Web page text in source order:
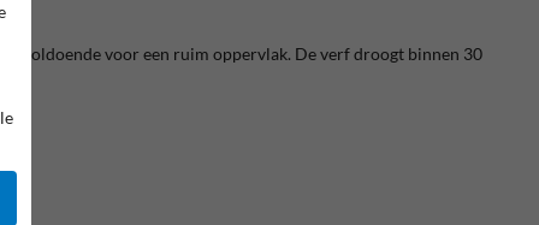
is voldoende voor een ruim oppervlak. De verf droogt binnen 30